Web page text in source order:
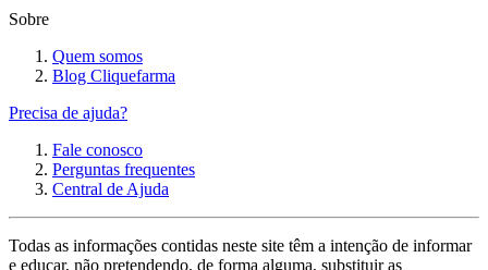
Sobre
Quem somos
Blog Cliquefarma
Precisa de ajuda?
Fale conosco
Perguntas frequentes
Central de Ajuda
Todas as informações contidas neste site têm a intenção de informar
e educar, não pretendendo, de forma alguma, substituir as